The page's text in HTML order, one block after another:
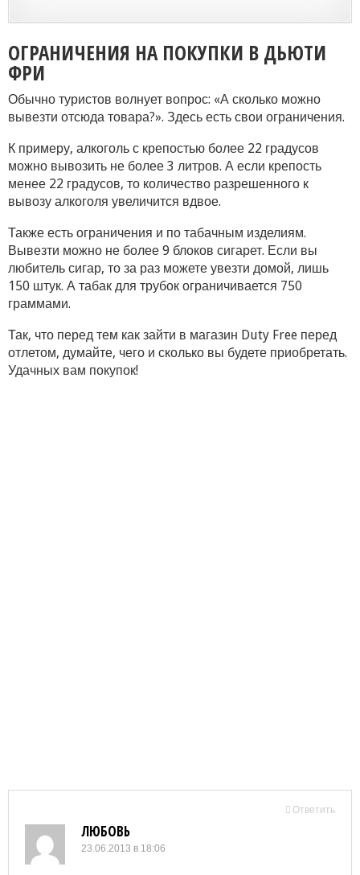
ОГРАНИЧЕНИЯ НА ПОКУПКИ В ДЬЮТИ
ФРИ
Обычно туристов волнует вопрос: «А сколько можно
вывезти отсюда товара?». Здесь есть свои ограничения.
К примеру, алкоголь с крепостью более 22 градусов
можно вывозить не более 3 литров. А если крепость
менее 22 градусов, то количество разрешенного к
вывозу алкоголя увеличится вдвое.
Также есть ограничения и по табачным изделиям.
Вывезти можно не более 9 блоков сигарет. Если вы
любитель сигар, то за раз можете увезти домой, лишь
150 штук. А табак для трубок ограничивается 750
граммами.
Так, что перед тем как зайти в магазин Duty Free перед
отлетом, думайте, чего и сколько вы будете приобретать.
Удачных вам покупок!
Ответить
ЛЮБОВЬ
23.06.2013 в 18:06